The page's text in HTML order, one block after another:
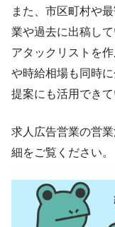
また、市区町村や
業や過去に出稿し
アタックリストを
や時給相場も同時
提案にも活用できて
求人広告営業の営
細をご覧ください。